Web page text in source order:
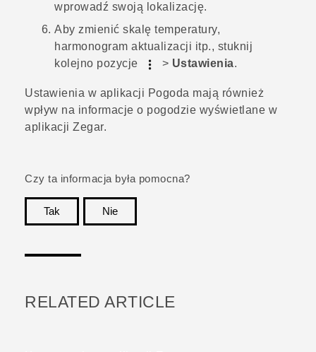
wprowadź swoją lokalizację.
Aby zmienić skalę temperatury,
harmonogram aktualizacji itp., stuknij
kolejno pozycje
> Ustawienia.
Ustawienia w aplikacji Pogoda mają również
wpływ na informacje o pogodzie wyświetlane w
aplikacji Zegar.
Czy ta informacja była pomocna?
Tak
Nie
RELATED ARTICLE